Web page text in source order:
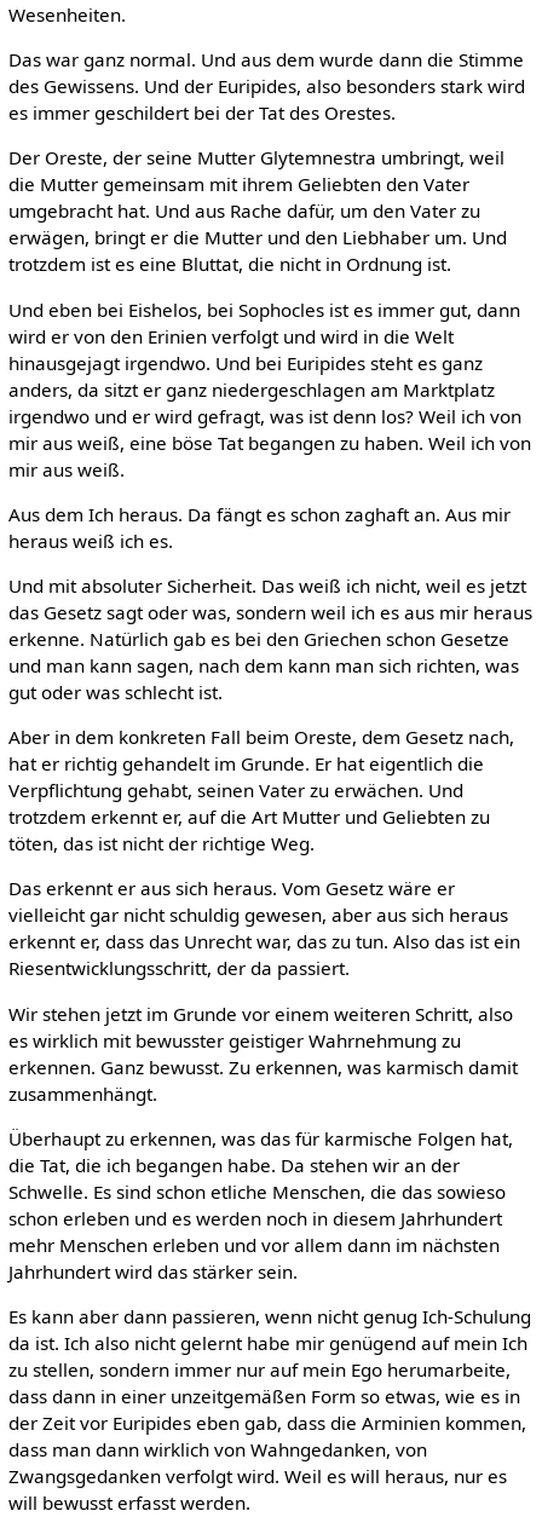
Wesenheiten.
Das war ganz normal. Und aus dem wurde dann die Stimme
des Gewissens. Und der Euripides, also besonders stark wird
es immer geschildert bei der Tat des Orestes.
Der Oreste, der seine Mutter Glytemnestra umbringt, weil
die Mutter gemeinsam mit ihrem Geliebten den Vater
umgebracht hat. Und aus Rache dafür, um den Vater zu
erwägen, bringt er die Mutter und den Liebhaber um. Und
trotzdem ist es eine Bluttat, die nicht in Ordnung ist.
Und eben bei Eishelos, bei Sophocles ist es immer gut, dann
wird er von den Erinien verfolgt und wird in die Welt
hinausgejagt irgendwo. Und bei Euripides steht es ganz
anders, da sitzt er ganz niedergeschlagen am Marktplatz
irgendwo und er wird gefragt, was ist denn los? Weil ich von
mir aus weiß, eine böse Tat begangen zu haben. Weil ich von
mir aus weiß.
Aus dem Ich heraus. Da fängt es schon zaghaft an. Aus mir
heraus weiß ich es.
Und mit absoluter Sicherheit. Das weiß ich nicht, weil es jetzt
das Gesetz sagt oder was, sondern weil ich es aus mir heraus
erkenne. Natürlich gab es bei den Griechen schon Gesetze
und man kann sagen, nach dem kann man sich richten, was
gut oder was schlecht ist.
Aber in dem konkreten Fall beim Oreste, dem Gesetz nach,
hat er richtig gehandelt im Grunde. Er hat eigentlich die
Verpflichtung gehabt, seinen Vater zu erwächen. Und
trotzdem erkennt er, auf die Art Mutter und Geliebten zu
töten, das ist nicht der richtige Weg.
Das erkennt er aus sich heraus. Vom Gesetz wäre er
vielleicht gar nicht schuldig gewesen, aber aus sich heraus
erkennt er, dass das Unrecht war, das zu tun. Also das ist ein
Riesentwicklungsschritt, der da passiert.
Wir stehen jetzt im Grunde vor einem weiteren Schritt, also
es wirklich mit bewusster geistiger Wahrnehmung zu
erkennen. Ganz bewusst. Zu erkennen, was karmisch damit
zusammenhängt.
Überhaupt zu erkennen, was das für karmische Folgen hat,
die Tat, die ich begangen habe. Da stehen wir an der
Schwelle. Es sind schon etliche Menschen, die das sowieso
schon erleben und es werden noch in diesem Jahrhundert
mehr Menschen erleben und vor allem dann im nächsten
Jahrhundert wird das stärker sein.
Es kann aber dann passieren, wenn nicht genug Ich-Schulung
da ist. Ich also nicht gelernt habe mir genügend auf mein Ich
zu stellen, sondern immer nur auf mein Ego herumarbeite,
dass dann in einer unzeitgemäßen Form so etwas, wie es in
der Zeit vor Euripides eben gab, dass die Arminien kommen,
dass man dann wirklich von Wahngedanken, von
Zwangsgedanken verfolgt wird. Weil es will heraus, nur es
will bewusst erfasst werden.